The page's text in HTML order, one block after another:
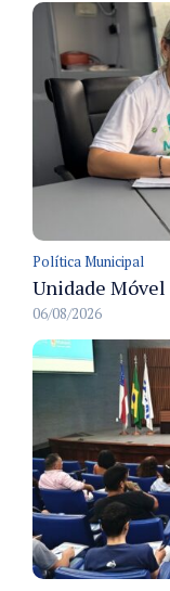
Política Municipal
06/08/2026